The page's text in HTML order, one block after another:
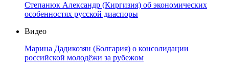
Степанюк Александр (Киргизия) об экономических
особенностях русской диаспоры
Видео
Марина Дадикозян (Болгария) о консолидации
российской молодёжи за рубежом